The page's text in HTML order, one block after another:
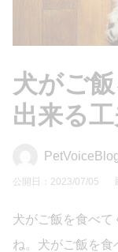
犬がご
出来る
公開日：2023/07/05
犬がご飯を食べて
ね。犬がご飯を